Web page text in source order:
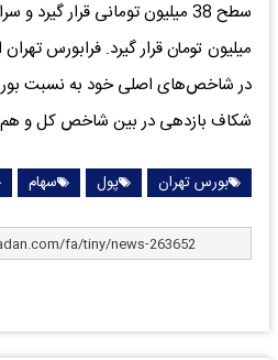
میلیون تومان قرار گیرد. فرابورس
در شاخص‌های اصلی خود به نسبت
شکاف بازدهی در بین شاخص کل و
بورس تهران پول سهام